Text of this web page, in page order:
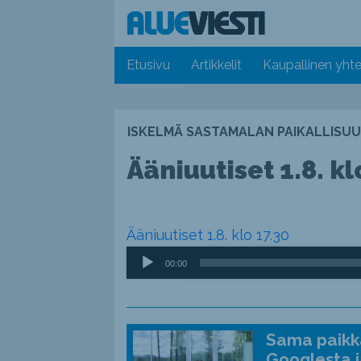
Etusivu Artikkelit Kaupallinen
ISKELMÄ SASTAMALAN
Ääniuutiset 1.8.
Ääniuutiset 1.8. klo 17.30
Äänitoistin
00:00
Sama